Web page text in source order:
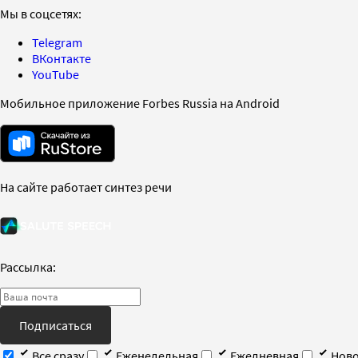
Мы в соцсетях:
Telegram
ВКонтакте
YouTube
Мобильное приложение Forbes Russia на Android
На сайте работает синтез речи
Рассылка:
Подписаться